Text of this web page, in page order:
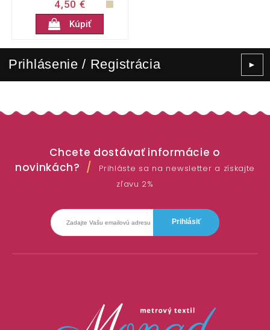
4,50 €
Kúpiť
Prihlásenie / Registrácia ►
Chcete dostávať informácie o
novinkách?
Prihláste sa na newsletter a získajte
zľavu 2%